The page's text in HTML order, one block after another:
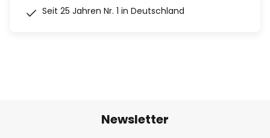
Seit 25 Jahren Nr. 1 in Deutschland
Newsletter